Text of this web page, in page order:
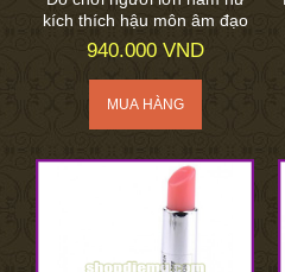
kích thích hậu môn âm đạo
940.000 VND